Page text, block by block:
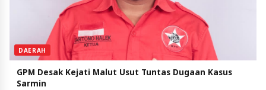
DAERAH
GPM Desak Kejati Malut Usut Tuntas Dugaan Kasus
Sarmin